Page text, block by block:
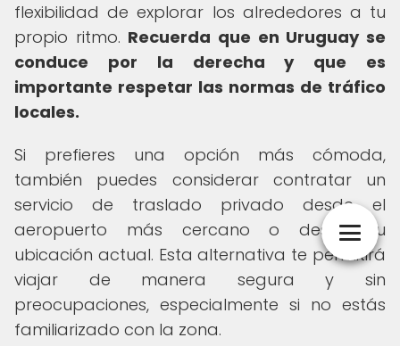
flexibilidad de explorar los alrededores a tu
propio ritmo. Recuerda que en Uruguay se
conduce por la derecha y que es
importante respetar las normas de tráfico
locales.
Si prefieres una opción más cómoda,
también puedes considerar contratar un
servicio de traslado privado desde el
aeropuerto más cercano o desde tu
ubicación actual. Esta alternativa te permitirá
viajar de manera segura y sin
preocupaciones, especialmente si no estás
familiarizado con la zona.